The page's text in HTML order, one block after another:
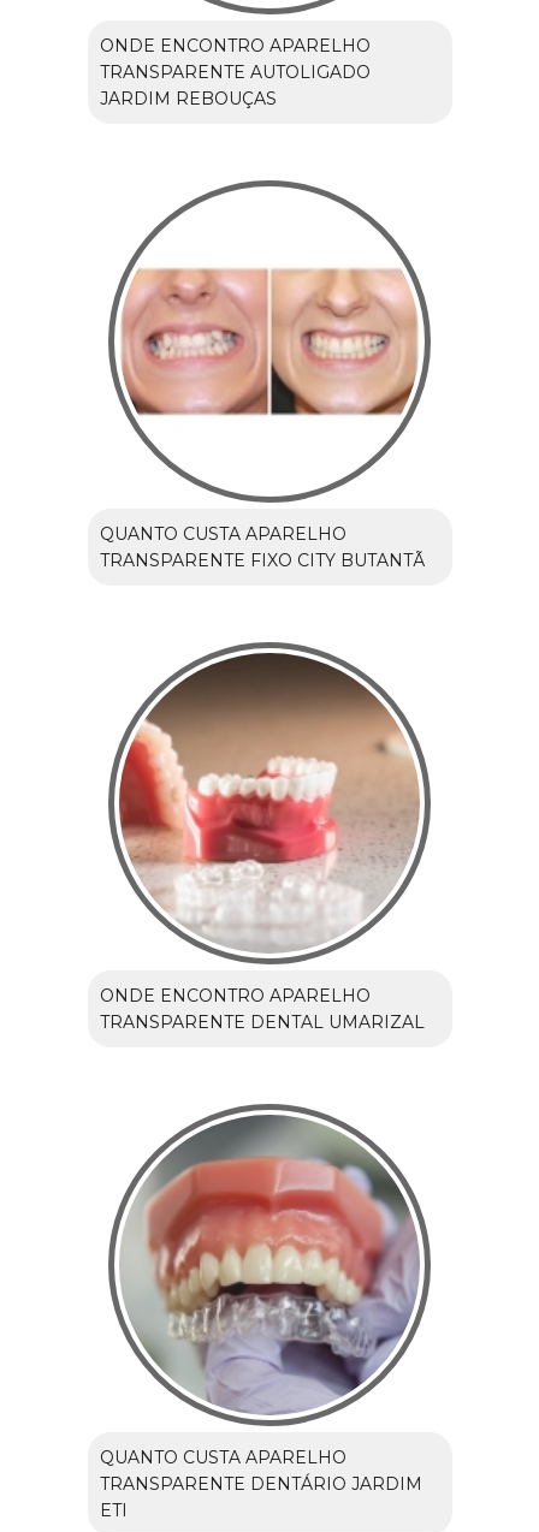
ONDE ENCONTRO APARELHO
TRANSPARENTE AUTOLIGADO
JARDIM REBOUÇAS
QUANTO CUSTA APARELHO
TRANSPARENTE FIXO CITY BUTANTÃ
ONDE ENCONTRO APARELHO
TRANSPARENTE DENTAL UMARIZAL
QUANTO CUSTA APARELHO
TRANSPARENTE DENTÁRIO JARDIM
ETI